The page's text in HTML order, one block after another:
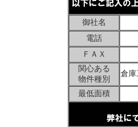
御社名
電話
ＦＡＸ
関心ある
物件種別
倉
最低面積